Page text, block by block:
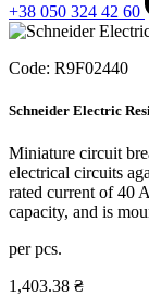
+38 050 324 42 60
Code: R9F02440
Schneider Electric
Miniature circuit
electrical circuits
rated current of 40
capacity, and is
per pcs.
1,403.38 ₴